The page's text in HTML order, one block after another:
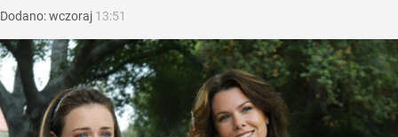
Dodano:wczoraj 13:51